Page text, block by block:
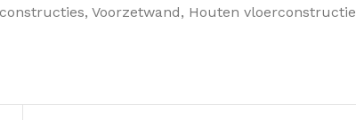
Voorzetwand, Houten vloerconstructie